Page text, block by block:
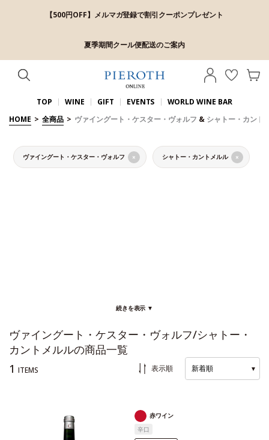
【500円OFF】メルマガ登録で割引クーポンプレゼント
夏季期間クール便配送のご案内
TOP WINE GIFT EVENTS
WORLD WINE BAR
HOME > 全商品 > ヴァイングート・ケスター・ヴォルフ & シャトー・カント
ヴァイングート・ケスター・ヴォルフ × シャトー・カントメルル ×
続きを表示 ▼
ヴァイングート・ケスター・ヴォルフ/シャトー・
カントメルルの商品一覧
1 ITEMS 表示順 新着順 ▼
赤ワイン
辛口